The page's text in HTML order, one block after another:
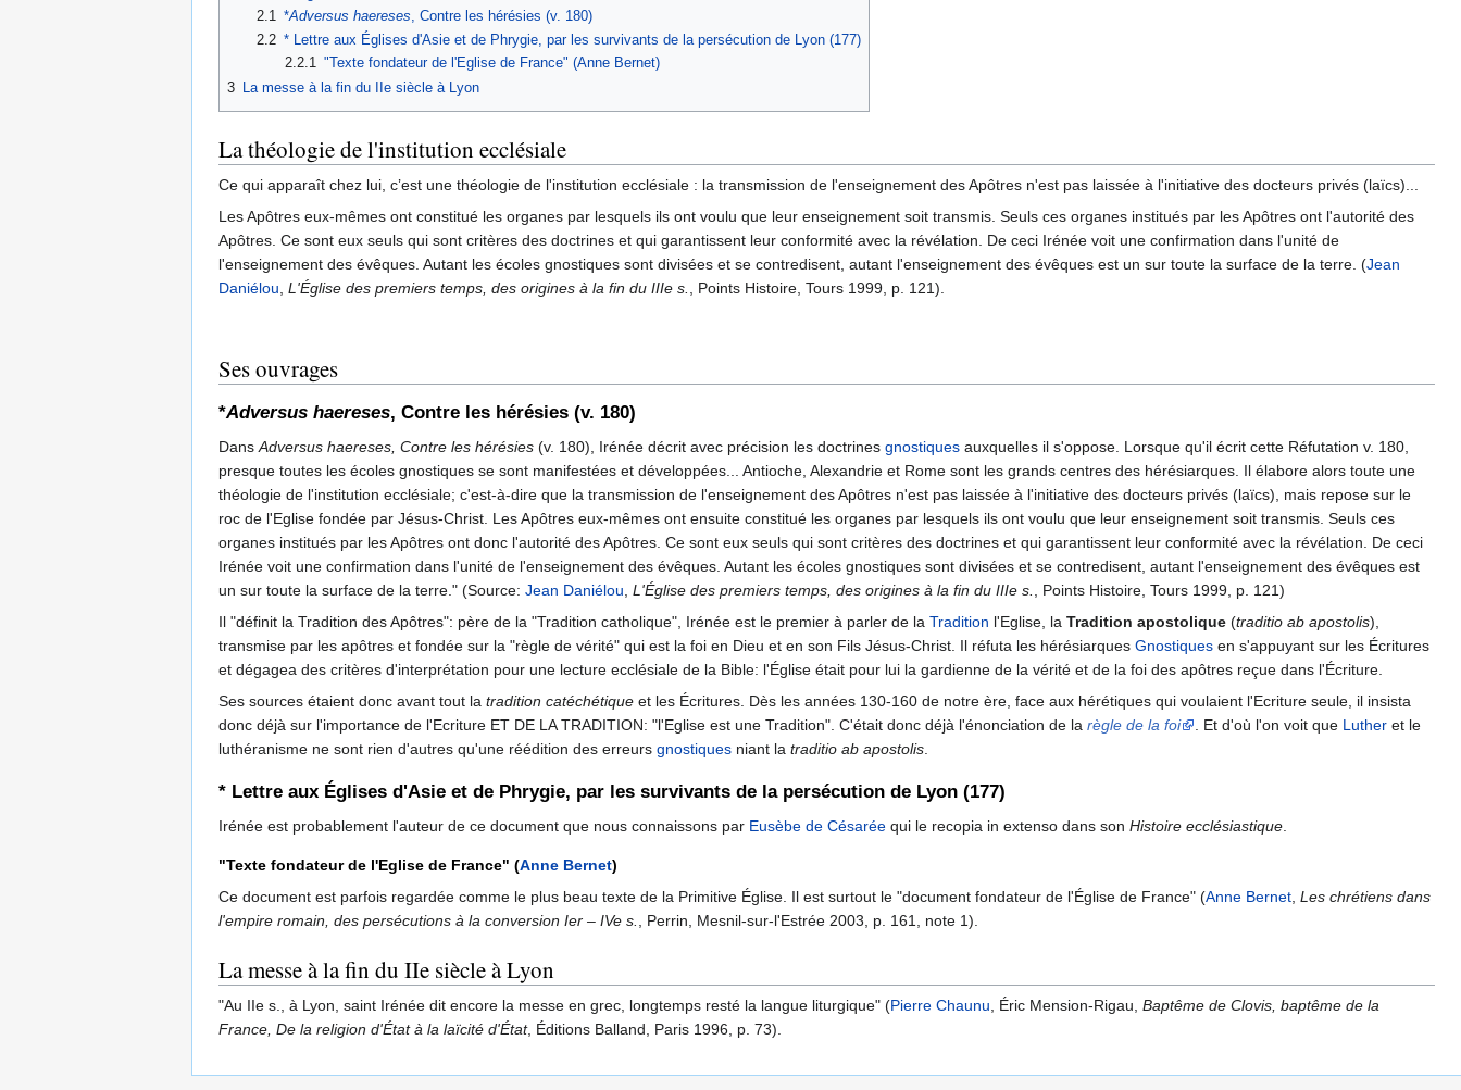
2.1
*Adversus haereses , Contre les hérésies (v. 180)
2.2 * Lettre aux Églises d'Asie et de Phrygie, par les survivants de la persécution de Lyon (177)
2.2.1 "Texte fondateur de l'Eglise de France" (Anne Bernet)
3 La messe à la fin du IIe siècle à Lyon
La théologie de l'institution ecclésiale
Ce qui apparaît chez lui, c’est une théologie de l'institution ecclésiale : la transmission de l'enseignement des Apôtres n'est pas laissée à l'initiative des docteurs privés (laïcs)...
Les Apôtres eux-mêmes ont constitué les organes par lesquels ils ont voulu que leur enseignement soit transmis. Seuls ces organes institués par les Apôtres ont l'autorité des
Apôtres. Ce sont eux seuls qui sont critères des doctrines et qui garantissent leur conformité avec la révélation. De ceci Irénée voit une confirmation dans l'unité de
l'enseignement des évêques. Autant les écoles gnostiques sont divisées et se contredisent, autant l'enseignement des évêques est un sur toute la surface de la terre. (Jean
Daniélou L'Église des premiers temps, des origines à la fin du IIIe s. , Points Histoire, Tours 1999, p. 121).
Ses ouvrages
*Adversus haereses, Contre les hérésies (v. 180)
DansAdversus haereses, Contre les hérésies (v. 180), Irénée décrit avec précision les doctrines gnostiques auxquelles il s'oppose. Lorsque qu'il écrit cette Réfutation v. 180,
presque toutes les écoles gnostiques se sont manifestées et développées... Antioche, Alexandrie et Rome sont les grands centres des hérésiarques. Il élabore alors toute une
théologie de l'institution ecclésiale; c'est-à-dire que la transmission de l'enseignement des Apôtres n'est pas laissée à l'initiative des docteurs privés (laïcs), mais repose sur le
roc de l'Eglise fondée par Jésus-Christ. Les Apôtres eux-mêmes ont ensuite constitué les organes par lesquels ils ont voulu que leur enseignement soit transmis. Seuls ces
organes institués par les Apôtres ont donc l'autorité des Apôtres. Ce sont eux seuls qui sont critères des doctrines et qui garantissent leur conformité avec la révélation. De ceci
Irénée voit une confirmation dans l'unité de l'enseignement des évêques. Autant les écoles gnostiques sont divisées et se contredisent, autant l'enseignement des évêques est
un sur toute la surface de la terre." (Source: Jean Daniélou, L'Église des premiers temps, des origines à la fin du IIIe s., Points Histoire, Tours 1999, p. 121)
Il "définit la Tradition des Apôtres": père de la "Tradition catholique", Irénée est le premier à parler de la Tradition l'Eglise, la Tradition apostolique (traditio ab apostolis),
transmise par les apôtres et fondée sur la "règle de vérité" qui est la foi en Dieu et en son Fils Jésus-Christ. Il réfuta les hérésiarques Gnostiques en s'appuyant sur les Écritures
et dégagea des critères d'interprétation pour une lecture ecclésiale de la Bible: l'Église était pour lui la gardienne de la vérité et de la foi des apôtres reçue dans l'Écriture.
Ses sources étaient donc avant tout la tradition catéchétique et les Écritures. Dès les années 130-160 de notre ère, face aux hérétiques qui voulaient l'Ecriture seule, il insista
donc déjà sur l'importance de l'Ecriture ET DE LA TRADITION: "l'Eglise est une Tradition". C'était donc déjà l'énonciation de la règle de la foi . Et d'où l'on voit que Luther et le
luthéranisme ne sont rien d'autres qu'une réédition des erreurs gnostiques niant la traditio ab apostolis.
* Lettre aux Églises d'Asie et de Phrygie, par les survivants de la persécution de Lyon (177)
Irénée est probablement l'auteur de ce document que nous connaissons par Eusèbe de Césarée qui le recopia in extenso dans son Histoire ecclésiastique
"Texte fondateur de l'Eglise de France" (Anne Bernet)
Ce document est parfois regardée comme le plus beau texte de la Primitive Église. Il est surtout le "document fondateur de l'Église de France" (Anne Bernet Les chrétiens dans
l'empire romain, des persécutions à la conversion Ier – IVe s.
, Perrin, Mesnil-sur-l'Estrée 2003, p. 161, note 1).
La messe à la fin du IIe siècle à Lyon
"Au IIe s., à Lyon, saint Irénée dit encore la messe en grec, longtemps resté la langue liturgique" (Pierre Chaunu , Éric Mension-Rigau, Baptême de Clovis, baptême de la
France, De la religion d'État à la laïcité d'État, Éditions Balland, Paris 1996, p. 73).